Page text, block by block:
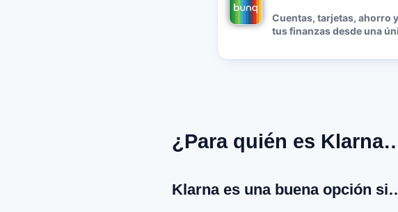
Cuentas, tarjetas, ahorro
tus finanzas desde una
¿Para quién es
Klarna es una buena opción